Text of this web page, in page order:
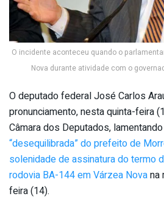
O incidente aconteceu quando o
Nova durante atividade com o
O deputado federal José Carlos
pronunciamento, nesta quinta-feira
Câmara dos Deputados, lamentando
“desequilibrada” do prefeito de
solenidade de assinatura do termo
rodovia BA-144 em Várzea Novana
feira (14).